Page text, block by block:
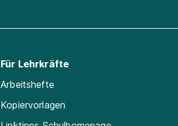
Für Lehrkräfte
Arbeitshefte
Kopiervorlagen